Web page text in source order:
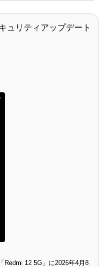
ュリティアップデート
12 5G」に2026年4月8